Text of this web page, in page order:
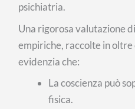
psichiatria.
Una rigorosa valutazione
empiriche, raccolte in oltre
evidenzia che:
La coscienza può
fisica.